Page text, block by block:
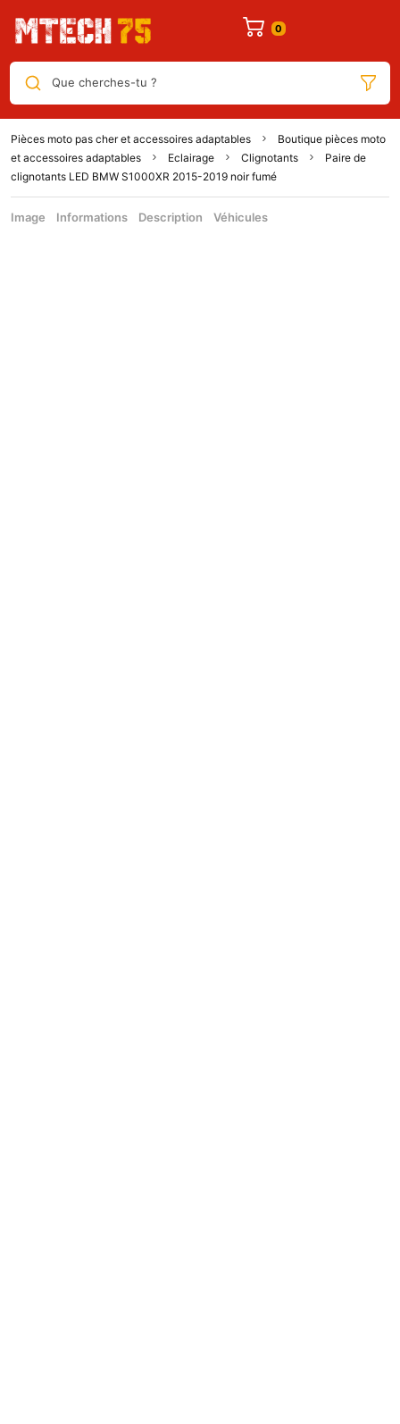
Que cherches-tu ?
Pièces moto pas cher et accessoires adaptables
Boutique pièces moto
et accessoires adaptables
Eclairage Clignotants
Paire de
clignotants LED BMW S1000XR 2015-2019 noir fumé
Image Informations Description Véhicules